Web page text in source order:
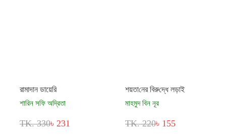
রামাদান ডায়েরি
শারিন সফি অদ্রিতা
TK. 330৳ 231
শয়তা‌নের বিরু‌দ্ধে লড়াই
মাহমুদ বিন নূর
TK. 220৳ 155